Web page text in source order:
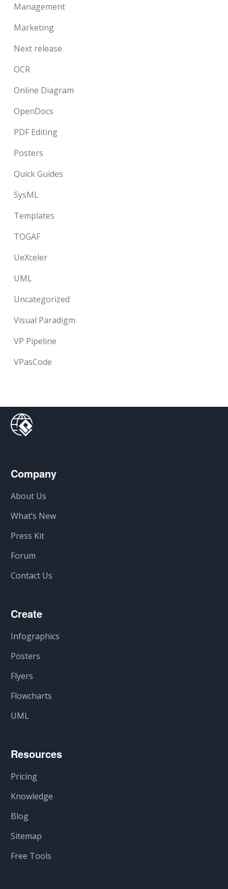
Management
Marketing
Next release
OCR
Online Diagram
OpenDocs
PDF Editing
Posters
Quick Guides
SysML
Templates
TOGAF
UeXceler
UML
Uncategorized
Visual Paradigm
VP Pipeline
VPasCode
Company
About Us
What’s New
Press Kit
Forum
Contact Us
Create
Infographics
Posters
Flyers
Flowcharts
UML
Resources
Pricing
Knowledge
Blog
Sitemap
Free Tools